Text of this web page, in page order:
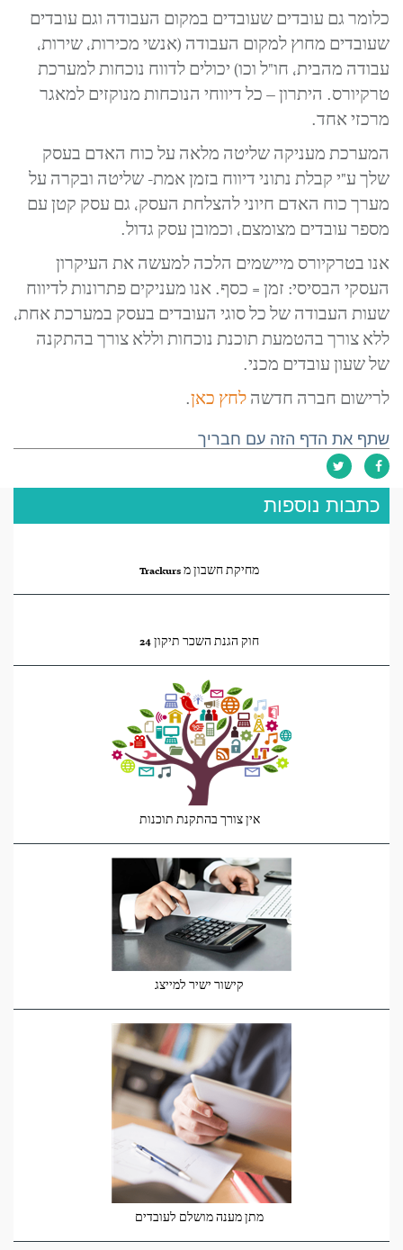
כלומר גם עובדים שעובדים במקום העבודה וגם עובדים
שעובדים מחוץ למקום העבודה (אנשי מכירות, שירות,
עבודה מהבית, חו"ל וכו) יכולים לדווח נוכחות למערכת
טרקיורס. היתרון – כל דיווחי הנוכחות מנוקזים למאגר
מרכזי אחד.
המערכת מעניקה שליטה מלאה על כוח האדם בעסק
שלך ע"י קבלת נתוני דיווח בזמן אמת- שליטה ובקרה על
מערך כוח האדם חיוני להצלחת העסק, גם עסק קטן עם
מספר עובדים מצומצם, וכמובן עסק גדול.
אנו בטרקיורס מיישמים הלכה למעשה את העיקרון
העסקי הבסיסי: זמן = כסף. אנו מעניקים פתרונות לדיווח
שעות העבודה של כל סוגי העובדים בעסק במערכת אחת,
ללא צורך בהטמעת תוכנת נוכחות וללא צורך בהתקנה
של שעון עובדים מכני.
לרישום חברה חדשהלחץ כאן.
שתף את הדף הזה עם חבריך
כתבות נוספות
מחיקת חשבון מ Trackurs
חוק הגנת השכר תיקון 24
אין צורך בהתקנת תוכנות
קישור ישיר למייצג
מתן מענה מושלם לעובדים